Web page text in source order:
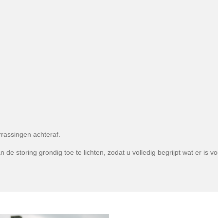
achteraf.
de storing grondig toe te lichten, zodat u volledig begrijpt wat er is